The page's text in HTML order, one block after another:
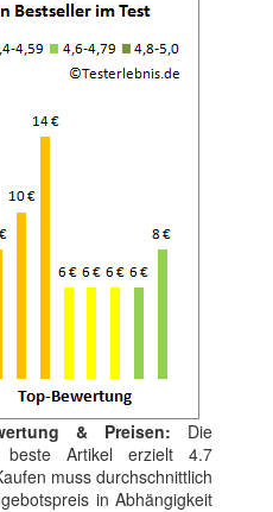
& Preisen: Die
beste Artikel erzielt 4.7
muss durchschnittlich
in Abhängigkeit